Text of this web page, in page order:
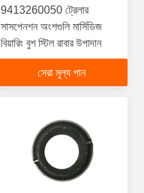
9413260050 ট্রেলার
সাসপেনশন অংশগুলি মার্সিডিজ
বিয়ারিং বুশ স্টিল রাবার উপাদান
সেরা মূল্য পান